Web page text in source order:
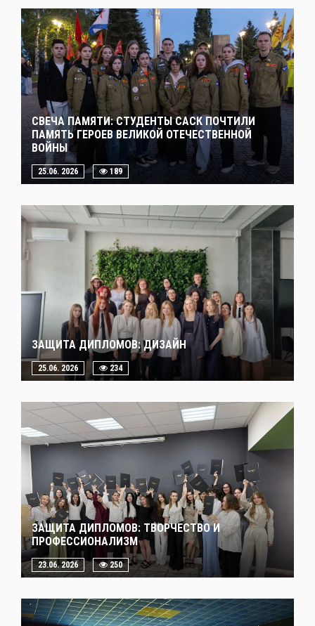
СВЕЧА ПАМЯТИ: СТУДЕНТЫ САСК ПОЧТИЛИ
ПАМЯТЬ ГЕРОЕВ ВЕЛИКОЙ ОТЕЧЕСТВЕННОЙ
ВОЙНЫ
25.06. 2026 189
ЗАЩИТА ДИПЛОМОВ: ДИЗАЙН
25.06. 2026 234
ЗАЩИТА ДИПЛОМОВ: ТВОРЧЕСТВО И
ПРОФЕССИОНАЛИЗМ
23.06. 2026 250